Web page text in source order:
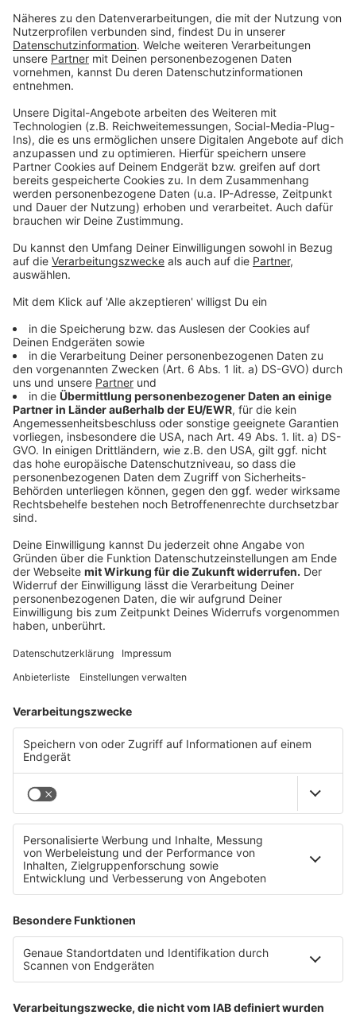
definiert!
Träumst du von einem Fitnessstudio, das
mehr bietet als nur Hanteln und
persönlicher Support, Wohlfühlambiente
und neueste Technologie
aufeinandertreffen? Dann ist Prinz Fitness
deine Adresse – und genau hier startest
du deine Chance. Mach mit und sichere dir
deinen Platz in einem der Premium-
Fitnessstudios in Linz & Urfahr. 1 Monat All-
In-Mitgliedschaft im Wert von € 79,99
www.prinzfitness.at
Finde uns auch auf Youtube: